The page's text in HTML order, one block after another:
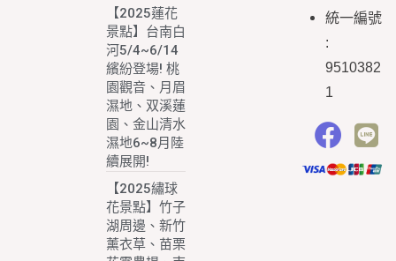
【2025蓮花
景點】台南白
河5/4~6/14
繽紛登場! 桃
園觀音、月眉
濕地、双溪蓮
園、金山清水
濕地6~8月陸
續展開!
【2025繡球
花景點】竹子
湖周邊、新竹
薰衣草、苗栗
統一編號
:
9510382
1